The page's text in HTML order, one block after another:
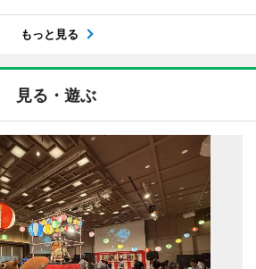
もっと見る
見る・遊ぶ